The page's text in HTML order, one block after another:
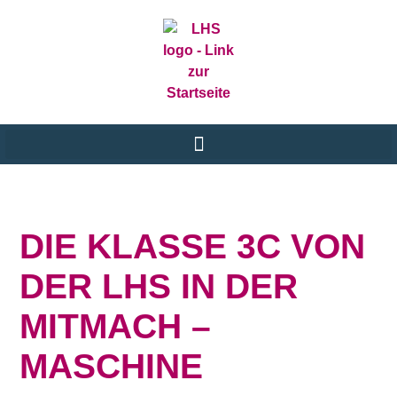
DIE KLASSE 3C VON
DER LHS IN DER
MITMACH –
MASCHINE